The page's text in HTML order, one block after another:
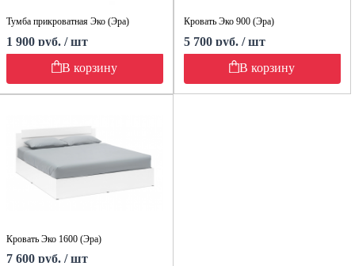
Тумба прикроватная Эко (Эра)
1 900 руб. / шт
В корзину
Кровать Эко 900 (Эра)
5 700 руб. / шт
В корзину
Кровать Эко 1600 (Эра)
7 600 руб. / шт